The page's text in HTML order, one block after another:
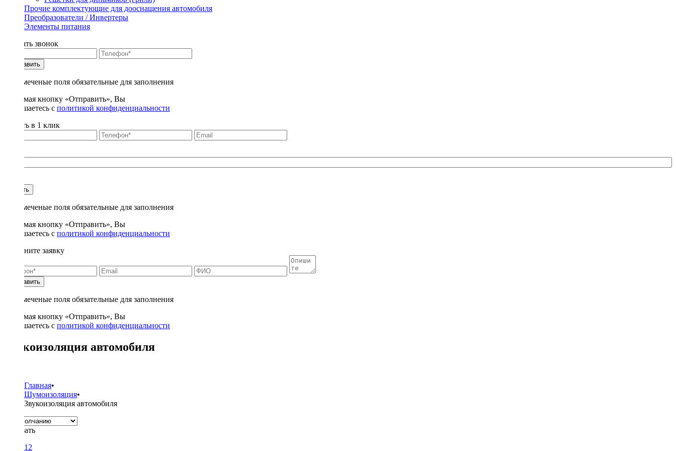
Прочие комплектующие для дооснащения автомобиля
Преобразователи / Инвертеры
Элементы питания
Заказать звонок
Отправить
* - отмеченые поля обязательные для заполнения
Нажимая кнопку «Отправить», Вы
соглашаетесь с политикой конфиденциальности
Купить в 1 клик
Купить
* - отмеченые поля обязательные для заполнения
Нажимая кнопку «Отправить», Вы
соглашаетесь с политикой конфиденциальности
Заполните заявку
Отправить
* - отмеченые поля обязательные для заполнения
Нажимая кнопку «Отправить», Вы
соглашаетесь с политикой конфиденциальности
Звукоизоляция автомобиля
Главная•
Шумоизоляция•
Звукоизоляция автомобиля
Показать
12